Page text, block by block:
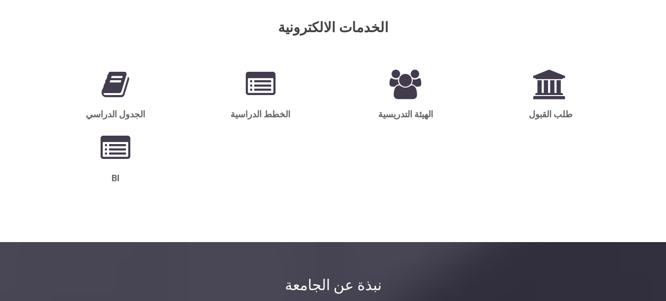
الخدمات الالكترونية
الجدول الدراسي الخطط الدراسية الهيئة التدريسية طلب القبول
BI
نبذة عن الجامعة